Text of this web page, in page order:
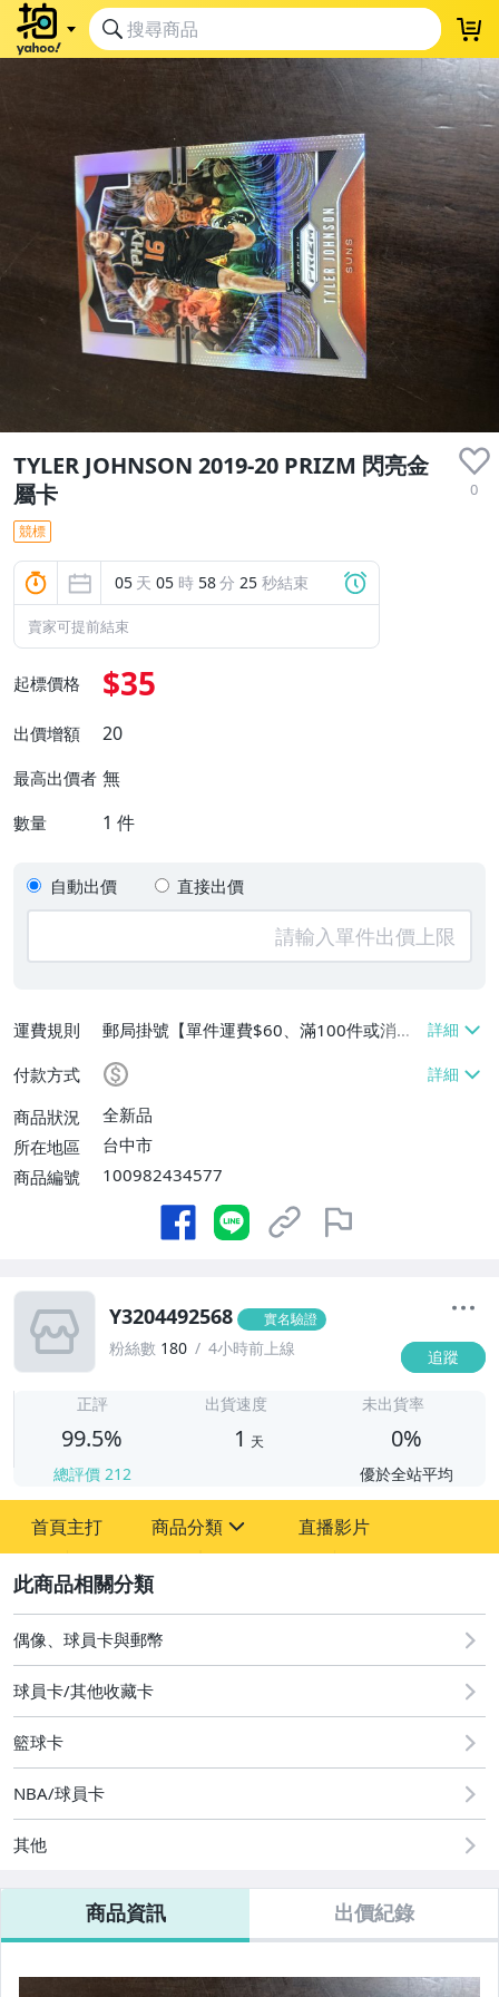
TYLER JOHNSON 2019-20 PRIZM 閃亮金
屬卡
0
競標
05 天 05 時 58分 24 秒結束
賣家可提前結束
起標價格 $35
出價增額 20
最高出價者 無
數量 1 件
自動出價 直接出價
運費規則
郵局掛號【單件運費$60、滿100件或消費
滿$9999免運費】
付款方式
商品狀況
全新品
所在地區
台中市
商品編號
100982434577
Y3204492568 實名驗證
粉絲數 180 4小時前上線 追蹤
正評
99.5%
總評價 212
出貨速度
1 天
未出貨率
0%
優於全站平均
首頁主打 商品分類
偶像、球員卡與郵幣
直播影片
偶像、球員卡與郵幣
球員卡/其他收藏卡
籃球卡
NBA/球員卡
其他
商品資訊 出價紀錄